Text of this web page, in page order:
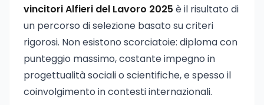
vincitori Alfieri del Lavoro 2025 è il risultato di
un percorso di selezione basato su criteri
rigorosi. Non esistono scorciatoie: diploma con
punteggio massimo, costante impegno in
progettualità sociali o scientifiche, e spesso il
coinvolgimento in contesti internazionali.